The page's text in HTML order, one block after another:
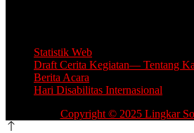
Statistik Web
Draft Cerita Kegiatan— Tentang
Berita Acara
Hari Disabilitas Internasional
Copyright © 2025 Lingkar